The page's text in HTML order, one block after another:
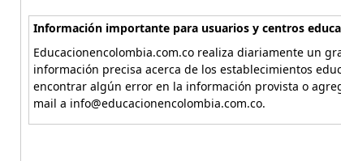
Información importante para usuarios y centros
Educacionencolombia.com.co realiza diariamente un
información precisa acerca de los establecimientos
encontrar algún error en la información provista o
mail a info@educacionencolombia.com.co.